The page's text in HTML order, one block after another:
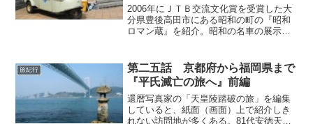
2006年にＪＴＢ交流文化賞を受賞した大
分県豊後高田市にある昭和の町の『昭和
ロマン蔵』を紹介。昭和の名車の展示や
ズ！！「昭和の町」から車で約14分で行
ける「日本の夕陽百選・真玉海岸」を紹
介。
旅紀行
第二五話 京都府から福岡県まで
『平氏滅亡の旅へ』前編
還暦写真家の「天皇陵踏破の旅」を編集
していると、紙面（画面）上で紹介しき
れない訪問地が多くある。81代安徳天皇